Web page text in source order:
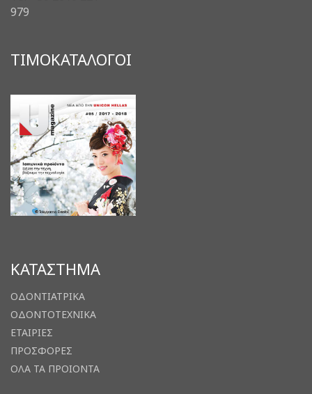
979
ΤΙΜΟΚΑΤΑΛΟΓΟΙ
ΚΑΤΑΣΤΗΜΑ
ΟΔΟΝΤΙΑΤΡΙΚΑ
ΟΔΟΝΤΟΤΕΧΝΙΚΑ
ΕΤΑΙΡΙΕΣ
ΠΡΟΣΦΟΡΕΣ
ΟΛΑ ΤΑ ΠΡΟΙΟΝΤΑ